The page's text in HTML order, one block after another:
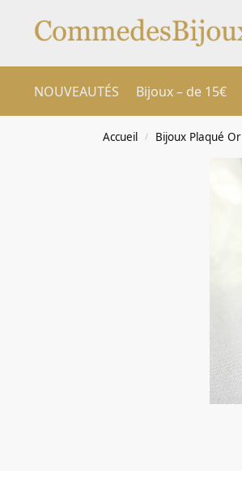
NOUVEAUTÉS Bijoux – de 15€
Accueil / Bijoux Plaqué Or